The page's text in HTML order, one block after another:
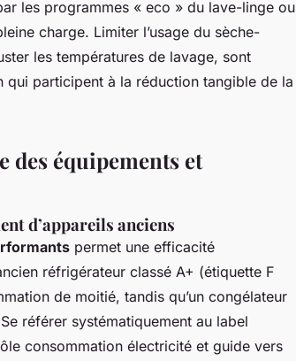
les programmes « eco » du lave-linge ou
charge. Limiter l’usage du sèche-
les températures de lavage, sont
participent à la réduction tangible de la
des équipements et
d’appareils anciens
permet une efficacité
réfrigérateur classé A+ (étiquette F
de moitié, tandis qu’un congélateur
référer systématiquement au label
consommation électricité et guide vers